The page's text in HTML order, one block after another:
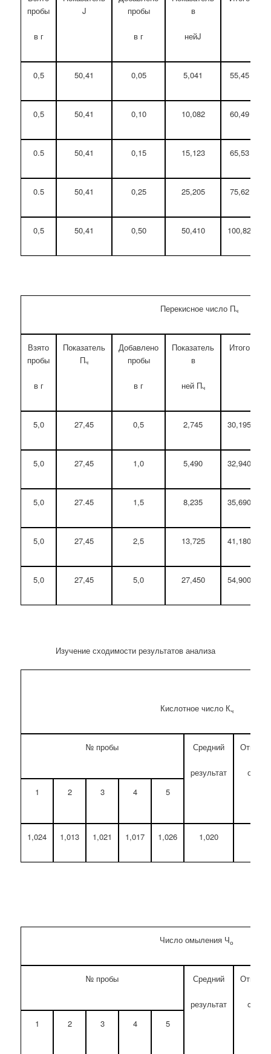
пробы
в г
J
пробы
в г
в
нейJ
0,5 50,41 0,05 5,041 55,45
0,5 50,41 0,10 10,082 60,49
0.5 50,41 0,15 15,123 65,53
0.5 50,41 0,25 25,205 75,62
0,5 50,41 0,50 50,410 100,82
Перекисное число Пч
Взято
пробы
в г
Показатель
Пч
Добавлено
пробы
в г
Показатель
в
ней Пч
Итого
5,0 27,45 0,5 2,745 30,195
5,0 27,45 1,0 5,490 32,940
5,0 27.45 1,5 8,235 35,690
5,0 27,45 2,5 13,725 41,180
5,0 27,45 5,0 27,450 54,900
Изучение сходимости результатов анализа
Кислотное число Кч
№ пробы Средний
pезультат
1 2 3 4 5
1,024 1,013 1,021 1,017 1,026 1,020
Число омыления Чо
№ пробы Средний
результат
1 2 3 4 5